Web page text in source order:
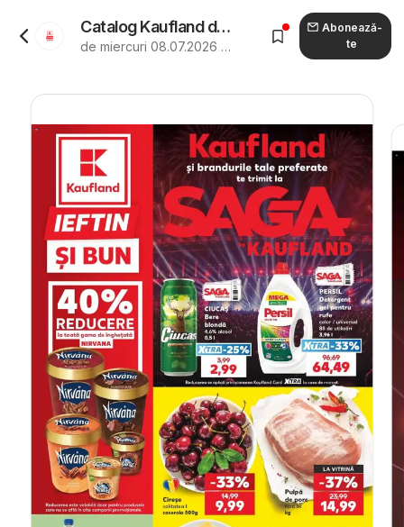
Catalog Kaufland de la 08.07.2026 - Revista "Kaufland Deva"
de miercuri 08.07.2026 până marți 14.07.2026
Abonează-
te